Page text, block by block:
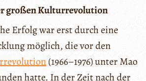
großen Kulturrevolution
Erfolg war erst durch eine
möglich, die vor den
(1966–1976) unter Mao
hatte. In der Zeit nach der